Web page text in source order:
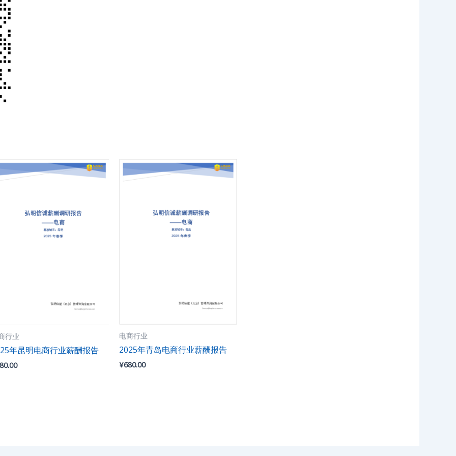
行业
年昆明电商行业薪酬报告
电商行业
2025年青岛电商行业薪酬报告
¥680.00